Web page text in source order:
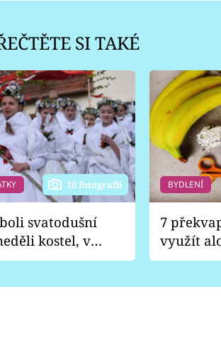
SI TAKÉ
10 fotografií
svatodušní
kostel, v
BYDLENÍ
7
využít